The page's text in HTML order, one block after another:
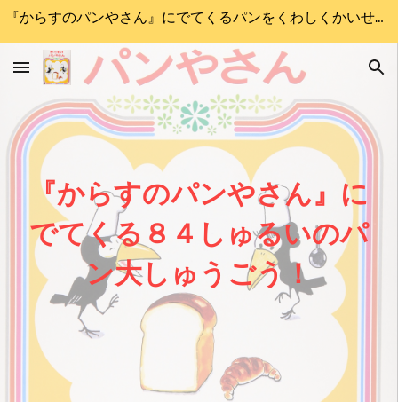
『からすのパンやさん』にでてくるパンをくわしくかいせつします
『からすのパンやさん』に
でてくる８４しゅるいのパ
ン大しゅうごう！